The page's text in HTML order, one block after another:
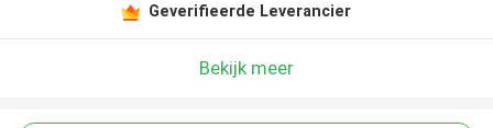
Geverifieerde Leverancier
Bekijk meer